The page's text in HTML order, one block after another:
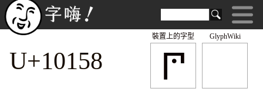
GlyphWiki
𐅘
裝置上的字型
U+10158